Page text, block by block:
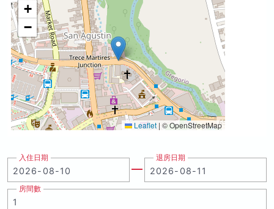
+
−
Leaflet | © OpenStreetMap
入住日期 退房日期
房間數